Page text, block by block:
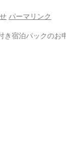
パーマリンク
き宿泊パックのお